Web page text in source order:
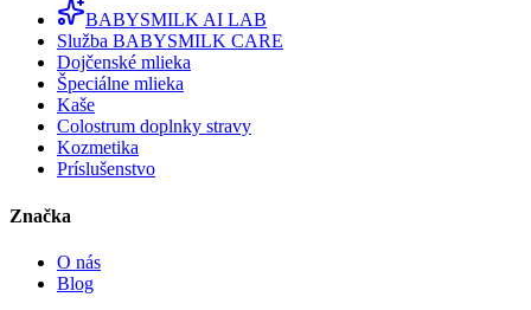
BABYSMILK AI LAB
Služba BABYSMILK CARE
Dojčenské mlieka
Špeciálne mlieka
Kaše
Colostrum doplnky stravy
Kozmetika
Príslušenstvo
Značka
O nás
Blog